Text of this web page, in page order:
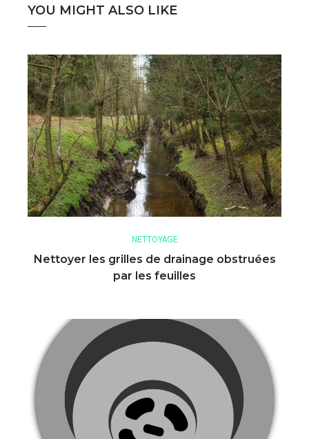
YOU MIGHT ALSO LIKE
NETTOYAGE
Nettoyer les grilles de drainage obstruées
par les feuilles